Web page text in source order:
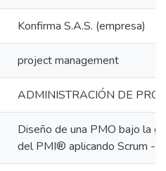
Konfirma S.A.S. (empresa)
project management
ADMINISTRACIÓN DE
Diseño de una PMO bajo la
del PMI® aplicando Scrum -